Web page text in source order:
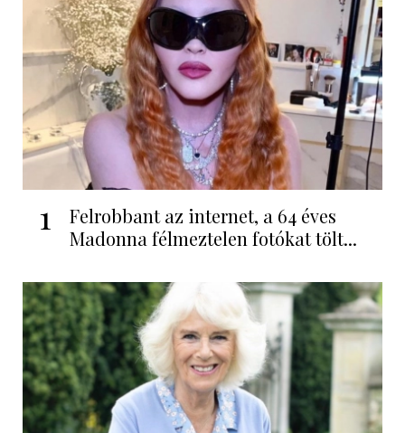
1
Felrobbant az internet, a 64 éves
Madonna félmeztelen fotókat tölt...